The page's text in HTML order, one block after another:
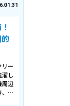
ー
し
辺
内